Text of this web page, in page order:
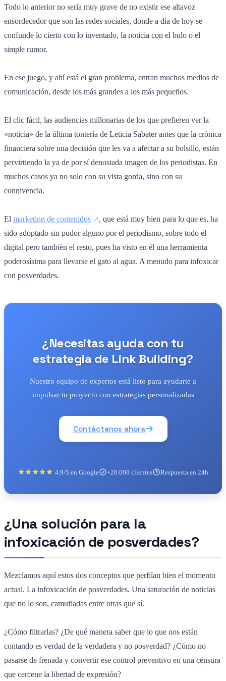
Todo lo anterior no sería muy grave de no existir ese altavoz
ensordecedor que son las redes sociales, donde a día de hoy se
confunde lo cierto con lo inventado, la noticia con el bulo o el
simple rumor.
En ese juego, y ahí está el gran problema, entran muchos medios de
comunicación, desde los más grandes a los más pequeños.
El clic fácil, las audiencias millonarias de los que prefieren ver la
«noticia» de la última tontería de Leticia Sabater antes que la crónica
financiera sobre una decisión que les va a afectar a su bolsillo, están
pervirtiendo la ya de por sí denostada imagen de los periodistas. En
muchos casos ya no solo con su vista gorda, sino con su
connivencia.
El marketing de contenidos
, que está muy bien para lo que es, ha
sido adoptado sin pudor alguno por el periodismo, sobre todo el
digital pero también el resto, pues ha visto en él una herramienta
poderosísima para llevarse el gato al agua. A menudo para infoxicar
con posverdades.
¿Necesitas ayuda con tu
estrategia de Link Building?
Nuestro equipo de expertos está listo para ayudarte a
impulsar tu proyecto con estrategias personalizadas
Contáctanos ahora
4.9/5 en Google +20.000 clientes Respuesta en 24h
¿Una solución para la
infoxicación de posverdades?
Mezclamos aquí estos dos conceptos que perfilan bien el momento
actual. La infoxicación de posverdades. Una saturación de noticias
que no lo son, camufladas entre otras que sí.
¿Cómo filtrarlas? ¿De qué manera saber que lo que nos están
contando es verdad de la verdadera y no posverdad? ¿Cómo no
pasarse de frenada y convertir ese control preventivo en una censura
que cercene la libertad de expresión?